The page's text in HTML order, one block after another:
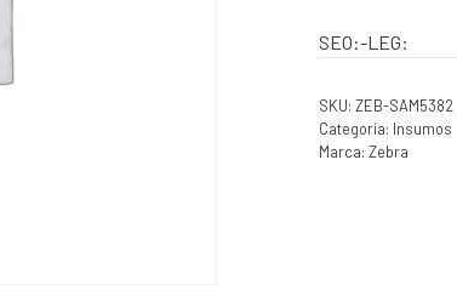
SEO:-LEG:
SKU: ZEB-SAM5382
Categoría: Insumos
Marca: Zebra